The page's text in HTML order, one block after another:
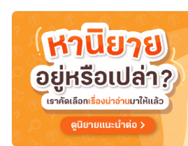
เวท
ใน
วิทยาลัย
มหา
เวท
ระดับ
โลก!?